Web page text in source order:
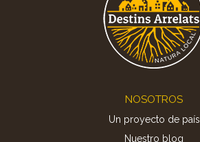
NOSOTROS
Un proyecto de país
Nuestro blog